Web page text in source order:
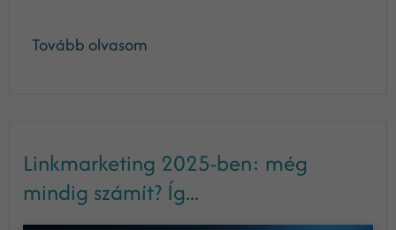
Tovább olvasom
Linkmarketing 2025-ben: még
mindig számít? Íg...